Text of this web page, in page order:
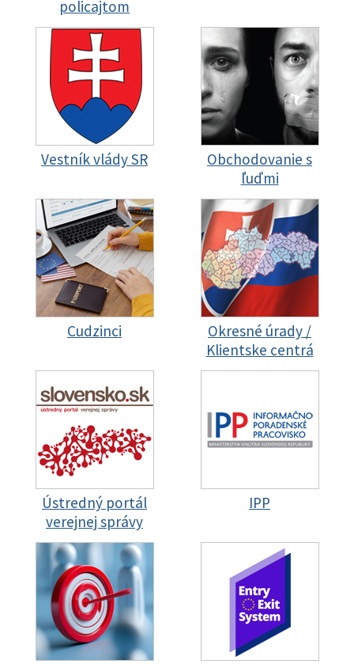
policajtom
Vestník vlády SR
Obchodovanie s
ľuďmi
Cudzinci
Okresné úrady /
Klientske centrá
Ústredný portál
verejnej správy
IPP